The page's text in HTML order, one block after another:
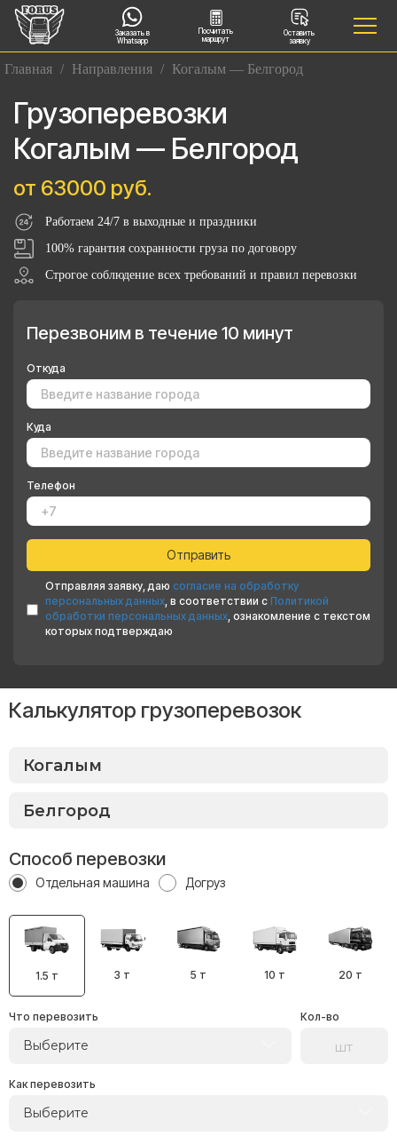
Заказать в
Whatsapp
Посчитать
маршрут
Оставить
заявку
Главная / Направления / Когалым — Белгород
Грузоперевозки
Когалым — Белгород
от 63000 руб.
Работаем 24/7 в выходные и праздники
100% гарантия сохранности груза по договору
Строгое соблюдение всех требований и правил перевозки
Перезвоним в течение 10 минут
Откуда
Куда
Телефон
Отправляя заявку, даю согласие на обработку
персональных данных, в соответствии с Политикой
обработки персональных данных, ознакомление с текстом
которых подтверждаю
Калькулятор грузоперевозок
Способ перевозки
Отдельная машина Догруз
1.5 т 3 т 5 т 10 т 20 т
Что перевозить
Выберите
Кол-во
Как перевозить
Выберите